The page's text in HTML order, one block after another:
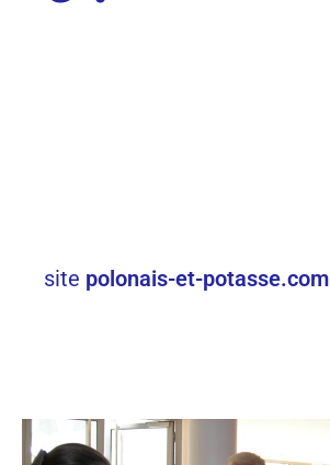
site polonais-et-potasse.com